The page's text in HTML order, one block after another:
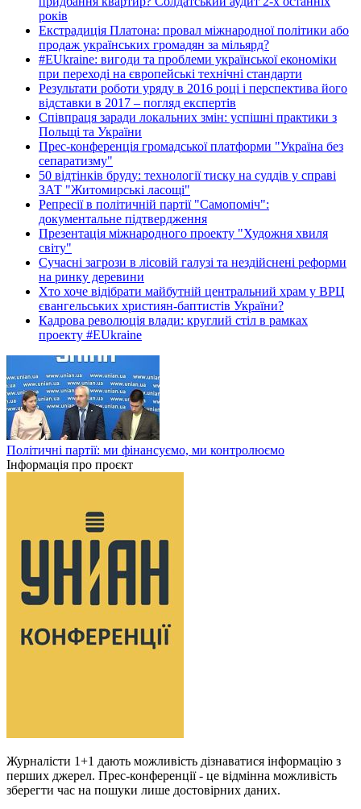
років
Екстрадиція Платона: провал міжнародної політики або
продаж українських громадян за мільярд?
#EUkraine: вигоди та проблеми української економіки
при переході на європейські технічні стандарти
Результати роботи уряду в 2016 році і перспектива його
відставки в 2017 – погляд експертів
Співпраця заради локальних змін: успішні практики з
Польщі та України
Прес-конференція громадської платформи "Україна без
сепаратизму"
50 відтінків бруду: технології тиску на суддів у справі
ЗАТ "Житомирські ласощі"
Репресії в політичній партії "Самопоміч":
документальне підтвердження
Презентація міжнародного проекту "Художня хвиля
світу"
Сучасні загрози в лісовій галузі та нездійснені реформи
на ринку деревини
Хто хоче відібрати майбутній центральний храм у ВРЦ
євангельських християн-баптистів України?
Кадрова революція влади: круглий стіл в рамках
проекту #EUkraine
Політичні партії: ми фінансуємо, ми контролюємо
Інформація про проєкт
Журналісти 1+1 дають можливість дізнаватися інформацію з
перших джерел. Прес-конференції - це відмінна можливість
зберегти час на пошуки лише достовірних даних.